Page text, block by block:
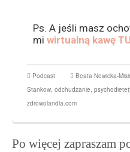
Ps. A jeśli masz
mi wirtualną kawę
Podcast Beata Nowicka-
Stankow, odchudzanie,
zdrowolandia.com
Po więcej zapraszam